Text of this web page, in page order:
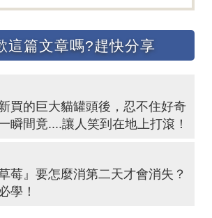
買的巨大貓罐頭後，忍不住好奇
瞬間竟....讓人笑到在地上打滾！
莓』要怎麼消第二天才會消失？
學！